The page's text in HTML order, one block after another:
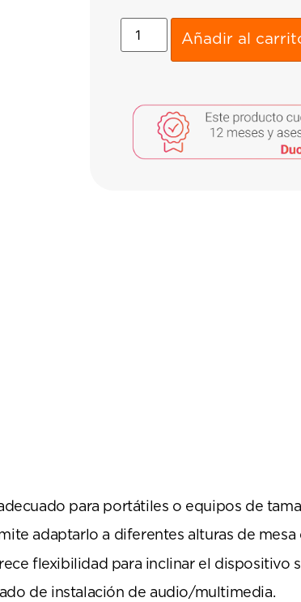
Añadir al
para portátiles o equipos de
adaptarlo a diferentes alturas de mesa
flexibilidad para inclinar el dispositivo
de instalación de audio/multimedia.